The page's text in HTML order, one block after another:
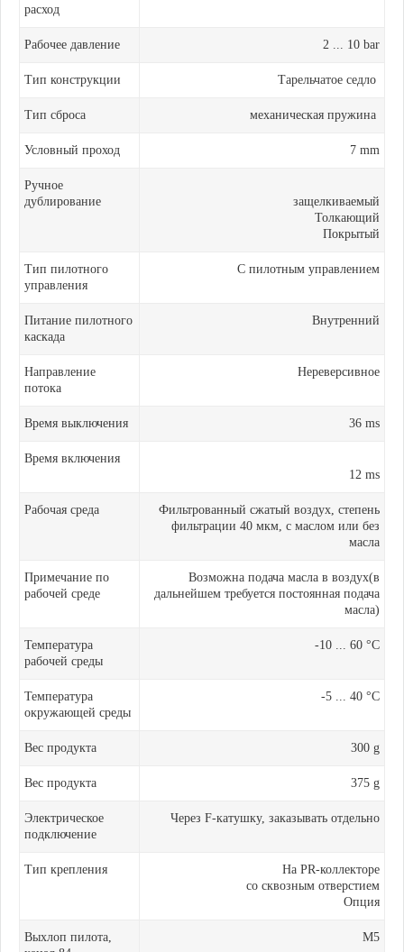
расход
Рабочее давление 2 ... 10 bar
Тип конструкции Тарельчатое седло
Тип сброса механическая пружина
Условный проход 7 mm
Ручное
дублирование
защелкиваемый
Толкающий
Покрытый
Тип пилотного
управления
С пилотным управлением
Питание пилотного
каскада
Внутренний
Направление
потока
Нереверсивное
Время выключения 36 ms
Время включения
12 ms
Рабочая среда
Фильтрованный сжатый воздух, степень
фильтрации 40 мкм, с маслом или без
масла
Примечание по
рабочей среде
Возможна подача масла в воздух(в
дальнейшем требуется постоянная подача
масла)
Температура
рабочей среды
-10 ... 60 °C
Температура
окружающей среды
-5 ... 40 °C
Вес продукта 300 g
Вес продукта 375 g
Электрическое
подключение
Через F-катушку, заказывать отдельно
Тип крепления
На PR-коллекторе
со сквозным отверстием
Опция
Выхлоп пилота,
M5